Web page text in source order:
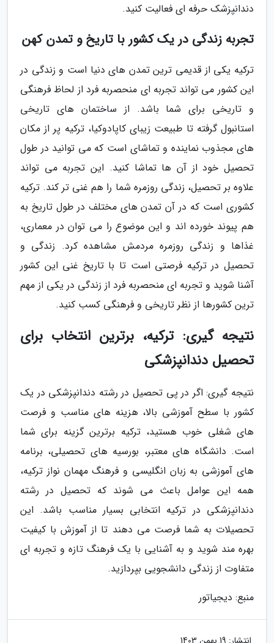
دندانپزشک حرفه ای فعالیت کنید.
تجربه زندگی در یک کشور با تاریخ و تمدن کهن
ترکیه یکی از قدیمی ترین تمدن های دنیا است و زندگی در
این کشور می تواند تجربه ای منحصربه فرد از لحاظ فرهنگی
و تاریخی برای شما باشد. از ساختمان های تاریخی
استانبول گرفته تا طبیعت زیبای کاپادوکیا، ترکیه پر از مکان
های مجذوب نماینده و تماشای است که می توانید در طول
تحصیل خود از آن ها تماشا کنید. این تجربه می تواند
علاوه بر تحصیل، زندگی روزمره شما را هم غنی تر کند. ترکیه
کشوری است که در آن تمدن های مختلف در طول تاریخ به
هم پیوند خورده اند و این موضوع را می توان در معماری،
غذاها و زندگی روزمره مردمش مشاهده کرد. زندگی و
تحصیل در ترکیه فرصتی است تا با تاریخ غنی این کشور
آشنا شوید و تجربه ای منحصربه فرد از زندگی در یکی از مهم
ترین کشورها از نظر تاریخی و فرهنگی کسب کنید.
نتیجه گیری: ترکیه، برترین انتخاب برای
تحصیل دندانپزشکی
نتیجه گیری: اگر در پی تحصیل در رشته دندانپزشکی در یک
کشور با سطح آموزشی بالا، هزینه های مناسب و فرصت
های شغلی خوب هستید، ترکیه برترین گزینه برای شما
است. دانشگاه های معتبر، بورسیه های تحصیلی، برنامه
های آموزشی به زبان انگلیسی و فرهنگ مهمان نواز ترکیه،
همه این عوامل باعث می شوند که تحصیل در رشته
دندانپزشکی در ترکیه انتخابی بسیار مناسب باشد. این
تحصیلات به شما فرصت می دهند تا از آموزش با کیفیت
بهره مند شوید و به آشنایی با یک فرهنگ تازه و تجربه ای
متفاوت از زندگی دانشجویی بپردازید.
منبع: دیجیاتور